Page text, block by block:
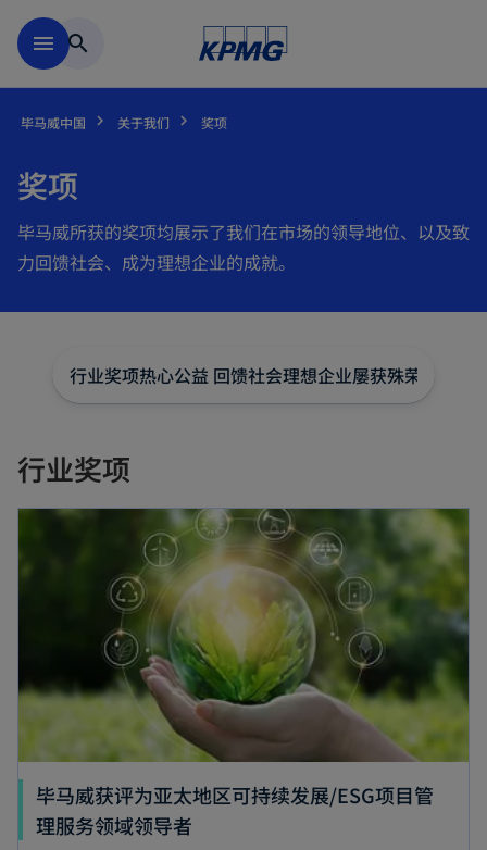
menu search
毕马威中国 关于我们 奖项
奖项
毕马威所获的奖项均展示了我们在市场的领导地位、以及致
力回馈社会、成为理想企业的成就。
行业奖项热心公益 回馈社会理想企业屡获殊荣的新闻
行业奖项
毕马威获评为亚太地区可持续发展/ESG项目管
理服务领域领导者